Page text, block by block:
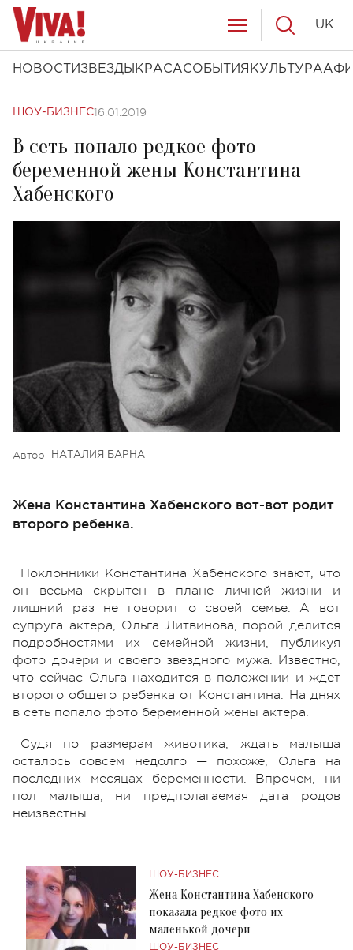
НОВОСТИ ЗВЕЗДЫ КРАСАСОБЫТИЯ КУЛЬТУРА
UK
ШОУ-БИЗНЕС16.01.2019
В сеть попало редкое фото
беременной жены Константина
Хабенского
Автор: НАТАЛИЯ БАРНА
Жена Константина Хабенского вот-вот родит
второго ребенка.
Поклонники Константина Хабенского знают, что
он весьма скрытен в плане личной жизни и
лишний раз не говорит о своей семье. А вот
супруга актера, Ольга Литвинова, порой делится
подробностями их семейной жизни, публикуя
фото дочери и своего звездного мужа. Известно,
что сейчас Ольга находится в положении и ждет
второго общего ребенка от Константина. На днях
в сеть попало фото беременной жены актера.
Судя по размерам животика, ждать малыша
осталось совсем недолго — похоже, Ольга на
последних месяцах беременности. Впрочем, ни
пол малыша, ни предполагаемая дата родов
неизвестны.
ШОУ-БИЗНЕС
Жена Константина Хабенского
показала редкое фото их
маленькой дочери
ШОУ-БИЗНЕС